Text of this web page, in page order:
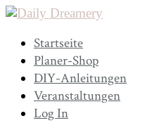
Startseite
Planer-Shop
DIY-Anleitungen
Veranstaltungen
Log In